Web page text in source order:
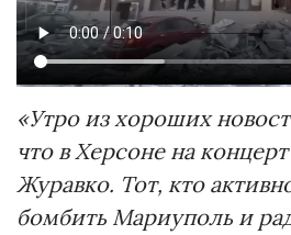
«Утро из хороших
что в Херсоне на
Журавко. Тот, кто
бомбить Мариуполь и